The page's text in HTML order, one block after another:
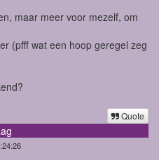
maar meer voor mezelf, om
(pfff wat een hoop geregel zeg
Quote